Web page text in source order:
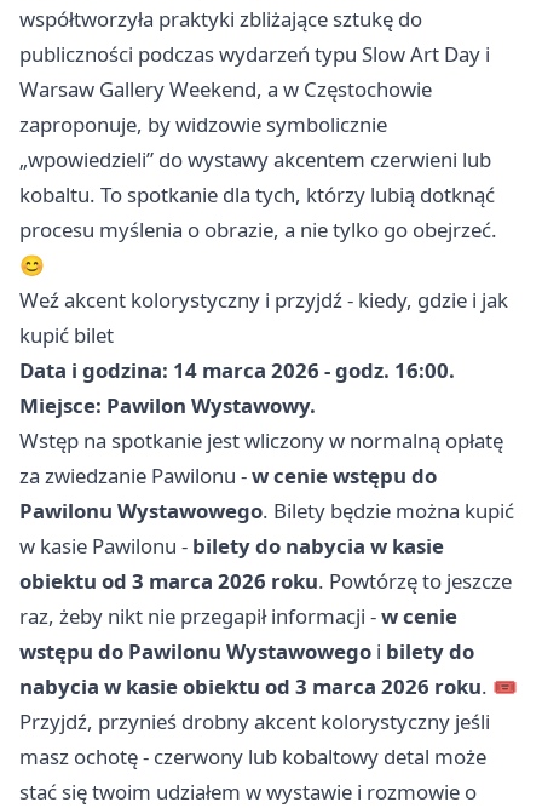
współtworzyła praktyki zbliżające sztukę do
publiczności podczas wydarzeń typu Slow Art Day i
Warsaw Gallery Weekend, a w Częstochowie
zaproponuje, by widzowie symbolicznie
„wpowiedzieli” do wystawy akcentem czerwieni lub
kobaltu. To spotkanie dla tych, którzy lubią dotknąć
procesu myślenia o obrazie, a nie tylko go obejrzeć.
😊
Weź akcent kolorystyczny i przyjdź - kiedy, gdzie i jak
kupić bilet
Data i godzina: 14 marca 2026 - godz. 16:00.
Miejsce: Pawilon Wystawowy.
Wstęp na spotkanie jest wliczony w normalną opłatę
za zwiedzanie Pawilonu -w cenie wstępu do
Pawilonu Wystawowego. Bilety będzie można kupić
w kasie Pawilonu - bilety do nabycia w kasie
obiektu od 3 marca 2026 roku. Powtórzę to jeszcze
raz, żeby nikt nie przegapił informacji -w cenie
wstępu do Pawilonu Wystawowego i bilety do
nabycia w kasie obiektu od 3 marca 2026 roku. 🎟️
Przyjdź, przynieś drobny akcent kolorystyczny jeśli
masz ochotę - czerwony lub kobaltowy detal może
stać się twoim udziałem w wystawie i rozmowie o